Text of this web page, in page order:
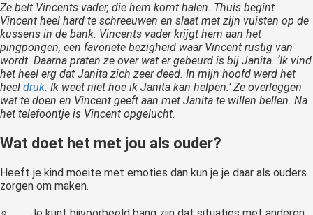
Ze belt Vincents vader, die hem komt halen. Thuis begint
Vincent heel hard te schreeuwen en slaat met zijn vuisten op de
kussens in de bank. Vincents vader krijgt hem aan het
pingpongen, een favoriete bezigheid waar Vincent rustig van
wordt. Daarna praten ze over wat er gebeurd is bij Janita. ‘Ik vind
het heel erg dat Janita zich zeer deed. In mijn hoofd werd het
heel druk. Ik weet niet hoe ik Janita kan helpen.’ Ze overleggen
wat te doen en Vincent geeft aan met Janita te willen bellen. Na
het telefoontje is Vincent opgelucht.
Wat doet het met jou als ouder?
Heeft je kind moeite met emoties dan kun je je daar als ouders
zorgen om maken.